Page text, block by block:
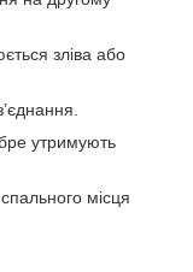
зліва або
утримують
місця